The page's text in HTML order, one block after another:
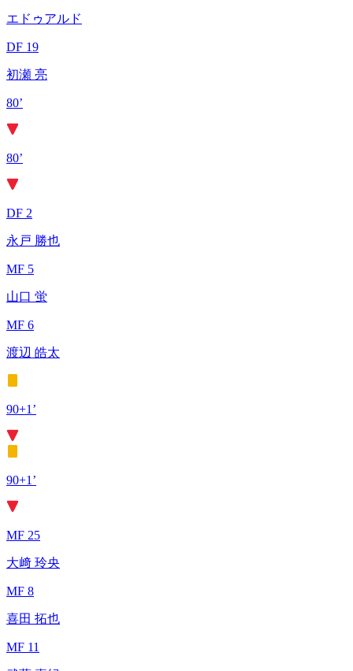
エドゥアルド
DF 19
初瀬 亮
80’
80’
DF 2
永戸 勝也
MF 5
山口 蛍
MF 6
渡辺 皓太
90+1’
90+1’
MF 25
大﨑 玲央
MF 8
喜田 拓也
MF 11